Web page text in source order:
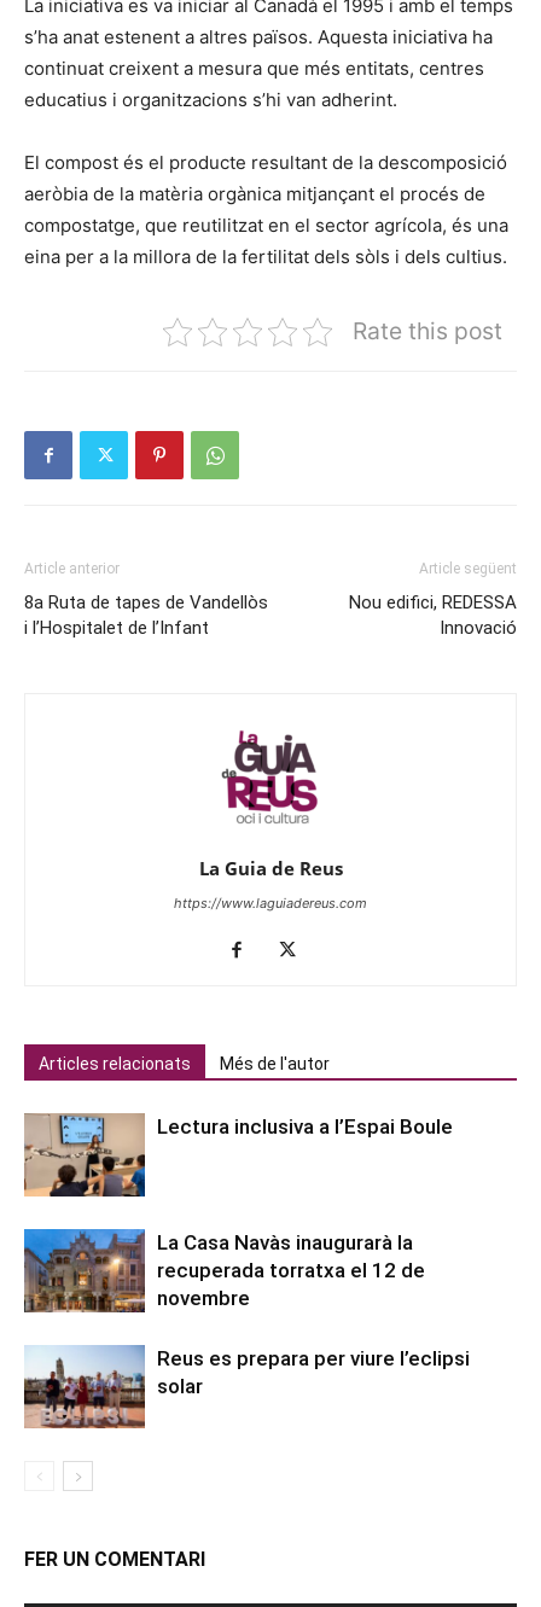
La iniciativa es va iniciar al Canadà el 1995 i amb el temps
s’ha anat estenent a altres països. Aquesta iniciativa ha
continuat creixent a mesura que més entitats, centres
educatius i organitzacions s’hi van adherint.
El compost és el producte resultant de la descomposició
aeròbia de la matèria orgànica mitjançant el procés de
compostatge, que reutilitzat en el sector agrícola, és una
eina per a la millora de la fertilitat dels sòls i dels cultius.
Rate this post
Article anterior
8a Ruta de tapes de Vandellòs
i l’Hospitalet de l’Infant
Article següent
Nou edifici, REDESSA
Innovació
La Guia de Reus
https://www.laguiadereus.com
Articles relacionats Més de l'autor
Lectura inclusiva a l’Espai Boule
La Casa Navàs inaugurarà la
recuperada torratxa el 12 de
novembre
Reus es prepara per viure l’eclipsi
solar
FER UN COMENTARI